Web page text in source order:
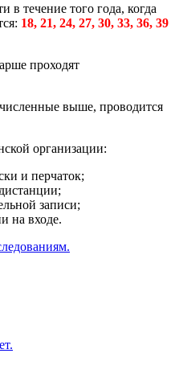
течение того года, когда
18, 21, 24, 27, 30, 33, 36, 39
проходят
выше, проводится
организации:
и перчаток;
записи;
на входе.